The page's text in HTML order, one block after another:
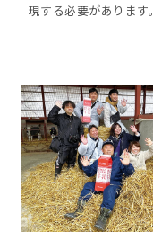
現する必要があります。